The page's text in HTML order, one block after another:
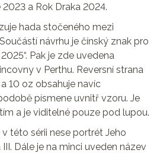
a Rok Draka 2024.
hada stočeného mezi
návrhu je čínský znak pro
Pak je zde uvedena
v Perthu. Reversní strana
10 oz obsahuje navíc
písmene uvnitř vzoru. Je
a je viditelné pouze pod lupou.
této sérii nese portrét Jeho
Dále je na minci uveden název